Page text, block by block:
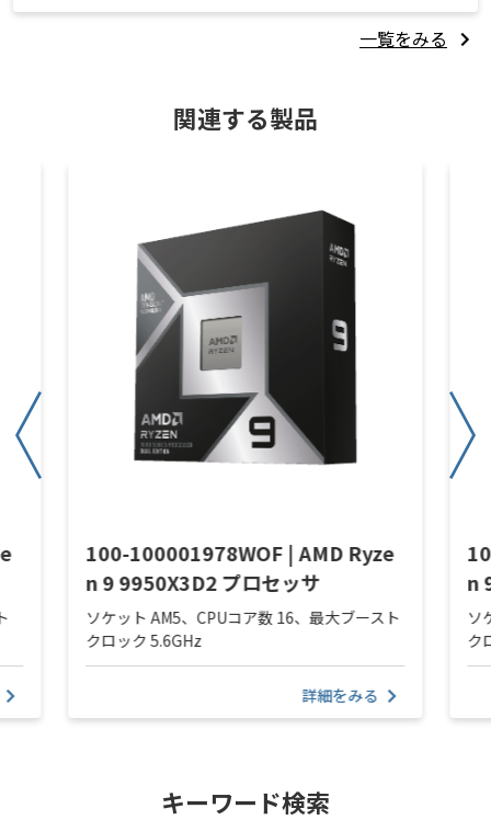
一覧をみる
関連する製品
100-100001978WOF | AMD Ryze
n 9 9950X3D2 プロセッサ
ソケット AM5、CPUコア数 16、最大ブースト
クロック 5.6GHz
詳細をみる
n
ソ
ク
キーワード検索